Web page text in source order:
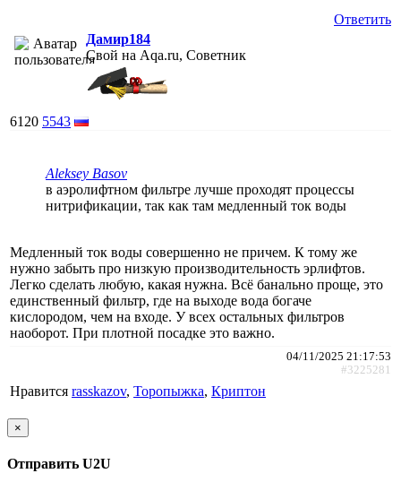
Ответить
Дамир184
Свой на Aqa.ru, Советник
6120 5543
Aleksey Basov
в аэролифтном фильтре лучше проходят процессы
нитрификации, так как там медленный ток воды
Медленный ток воды совершенно не причем. К тому же
нужно забыть про низкую производительность эрлифтов.
Легко сделать любую, какая нужна. Всё банально проще, это
единственный фильтр, где на выходе вода богаче
кислородом, чем на входе. У всех остальных фильтров
наоборот. При плотной посадке это важно.
04/11/2025 21:17:53
#3225281
Нравится rasskazov, Торопыжка, Криптон
×
Отправить U2U